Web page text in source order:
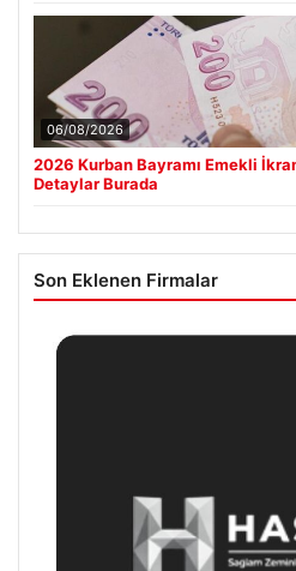
06/08/2026
2026 Kurban Bayramı Emekli
Detaylar Burada
Son Eklenen Firmalar